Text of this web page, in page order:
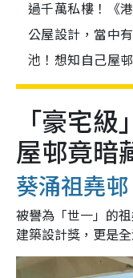
過千萬私樓！《
公屋設計，當中
池！想知自己屋
「豪宅
屋邨竟暗
葵涌祖堯邨
被譽為「世一」的
建築設計獎，更是